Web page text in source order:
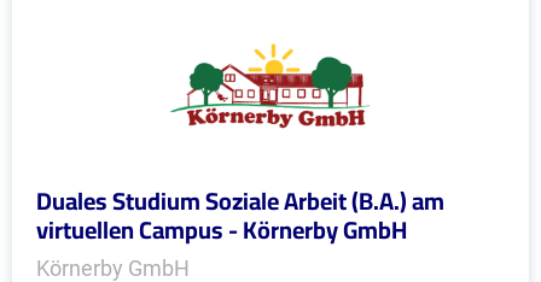
Duales Studium Soziale Arbeit (B.A.) am
virtuellen Campus - Körnerby GmbH
Körnerby GmbH